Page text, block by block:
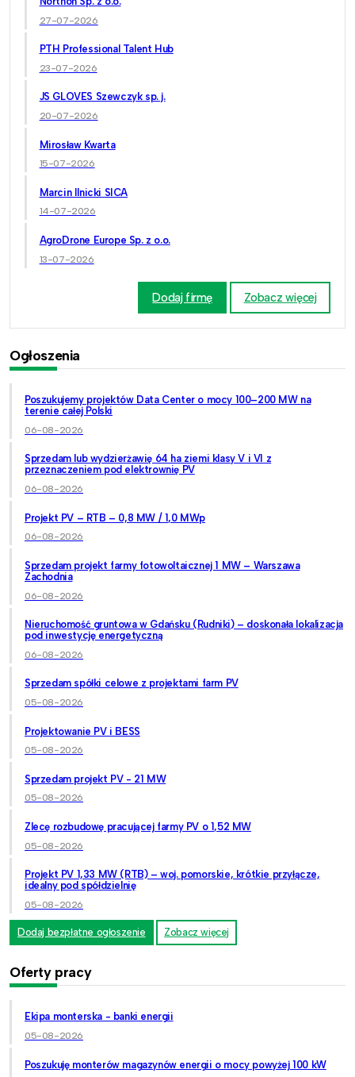
27-07-2026
PTH Professional Talent Hub
23-07-2026
JS GLOVES Szewczyk sp. j.
20-07-2026
Mirosław Kwarta
15-07-2026
Marcin Ilnicki SICA
14-07-2026
AgroDrone Europe Sp. z o.o.
13-07-2026
Dodaj firmę Zobacz więcej
Ogłoszenia
Poszukujemy projektów Data Center o mocy 100–200 MW na
terenie całej Polski
06-08-2026
Sprzedam lub wydzierżawię 64 ha ziemi klasy V i VI z
przeznaczeniem pod elektrownię PV
06-08-2026
Projekt PV – RTB – 0,8 MW / 1,0 MWp
06-08-2026
Sprzedam projekt farmy fotowoltaicznej 1 MW – Warszawa
Zachodnia
06-08-2026
Nieruchomość gruntowa w Gdańsku (Rudniki) – doskonała lokalizacja
pod inwestycję energetyczną
06-08-2026
Sprzedam spółki celowe z projektami farm PV
05-08-2026
Projektowanie PV i BESS
05-08-2026
Sprzedam projekt PV - 21 MW
05-08-2026
Zlecę rozbudowę pracującej farmy PV o 1,52 MW
05-08-2026
Projekt PV 1,33 MW (RTB) – woj. pomorskie, krótkie przyłącze,
idealny pod spółdzielnię
05-08-2026
Dodaj bezpłatne ogłoszenie Zobacz więcej
Oferty pracy
Ekipa monterska - banki energii
05-08-2026
Poszukuję monterów magazynów energii o mocy powyżej 100 kW